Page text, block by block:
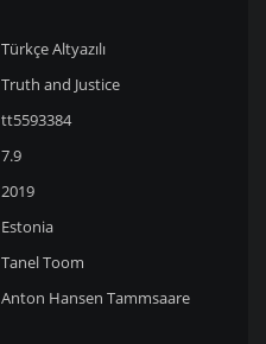
Türkçe Altyazılı
Truth and Justice
tt5593384
7.9
2019
Estonia
Tanel Toom
Anton Hansen Tammsaare